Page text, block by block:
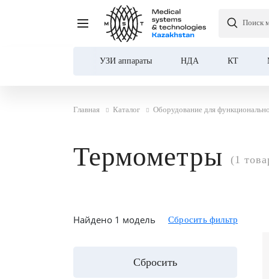
Поиск
УЗИ аппараты НДА КТ
Главная Каталог Оборудование для
Термометры (1
Найдено 1 модель